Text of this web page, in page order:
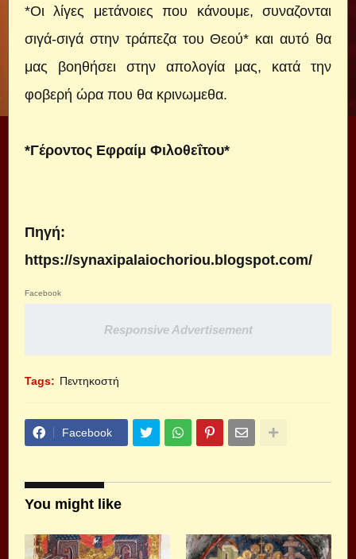
*Οι λίγες μετάνοιες που κάνουμε, συναζονται
σιγά-σιγά στην τράπεζα του Θεού* και αυτό θα
μας βοηθήσει στην απολογία μας, κατά την
φοβερή ώρα που θα κρινωμεθα.
*Γέροντος Εφραίμ Φιλοθεΐτου*
Πηγή:
https://synaxipalaiochoriou.blogspot.com/
Facebook
Responsive Advertisement
Tags: Πεντηκοστή
Facebook
You might like